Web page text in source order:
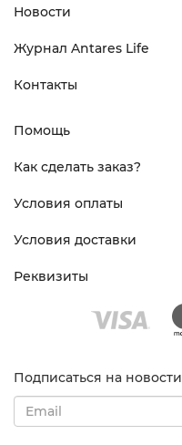
Новости
Журнал Antares Life
Контакты
Помощь
Как сделать заказ?
Условия оплаты
Условия доставки
Реквизиты
Подписаться на новости